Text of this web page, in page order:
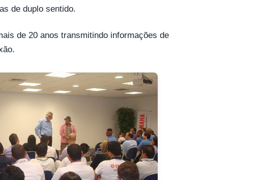
de duplo sentido.
de 20 anos transmitindo informações de